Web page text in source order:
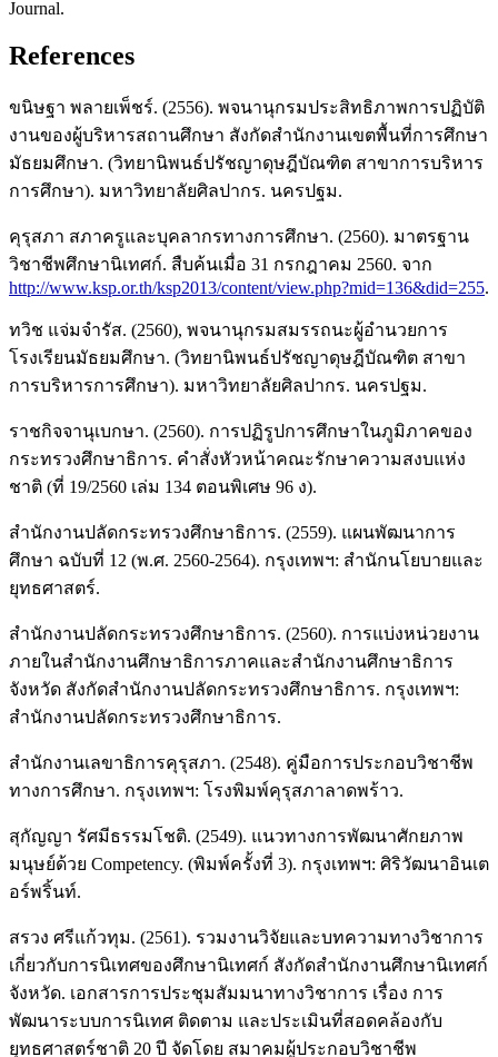
Journal.
References
ขนิษฐา พลายเพ็ชร์. (2556). พจนานุกรมประสิทธิภาพการปฏิบัติ
งานของผู้บริหารสถานศึกษา สังกัดสำนักงานเขตพื้นที่การศึกษา
มัธยมศึกษา. (วิทยานิพนธ์ปรัชญาดุษฎีบัณฑิต สาขาการบริหาร
การศึกษา). มหาวิทยาลัยศิลปากร. นครปฐม.
คุรุสภา สภาครูและบุคลากรทางการศึกษา. (2560). มาตรฐาน
วิชาชีพศึกษานิเทศก์. สืบค้นเมื่อ 31 กรกฎาคม 2560. จาก
http://www.ksp.or.th/ksp2013/content/view.php?mid=136&did=255.
ทวิช แจ่มจำรัส. (2560), พจนานุกรมสมรรถนะผู้อำนวยการ
โรงเรียนมัธยมศึกษา. (วิทยานิพนธ์ปรัชญาดุษฎีบัณฑิต สาขา
การบริหารการศึกษา). มหาวิทยาลัยศิลปากร. นครปฐม.
ราชกิจจานุเบกษา. (2560). การปฏิรูปการศึกษาในภูมิภาคของ
กระทรวงศึกษาธิการ. คำสั่งหัวหน้าคณะรักษาความสงบแห่ง
ชาติ (ที่ 19/2560 เล่ม 134 ตอนพิเศษ 96 ง).
สำนักงานปลัดกระทรวงศึกษาธิการ. (2559). แผนพัฒนาการ
ศึกษา ฉบับที่ 12 (พ.ศ. 2560-2564). กรุงเทพฯ: สำนักนโยบายและ
ยุทธศาสตร์.
สำนักงานปลัดกระทรวงศึกษาธิการ. (2560). การแบ่งหน่วยงาน
ภายในสำนักงานศึกษาธิการภาคและสำนักงานศึกษาธิการ
จังหวัด สังกัดสำนักงานปลัดกระทรวงศึกษาธิการ. กรุงเทพฯ:
สำนักงานปลัดกระทรวงศึกษาธิการ.
สำนักงานเลขาธิการคุรุสภา. (2548). คู่มือการประกอบวิชาชีพ
ทางการศึกษา. กรุงเทพฯ: โรงพิมพ์คุรุสภาลาดพร้าว.
สุกัญญา รัศมีธรรมโชติ. (2549). แนวทางการพัฒนาศักยภาพ
มนุษย์ด้วย Competency. (พิมพ์ครั้งที่ 3). กรุงเทพฯ: ศิริวัฒนาอินเต
อร์พริ้นท์.
สรวง ศรีแก้วทุม. (2561). รวมงานวิจัยและบทความทางวิชาการ
เกี่ยวกับการนิเทศของศึกษานิเทศก์ สังกัดสำนักงานศึกษานิเทศก์
จังหวัด. เอกสารการประชุมสัมมนาทางวิชาการ เรื่อง การ
พัฒนาระบบการนิเทศ ติดตาม และประเมินที่สอดคล้องกับ
ยุทธศาสตร์ชาติ 20 ปี จัดโดย สมาคมผู้ประกอบวิชาชีพ